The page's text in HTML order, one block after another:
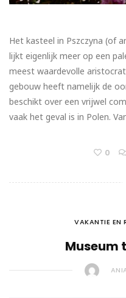
Het kasteel in Pszczyna (of
lijkt eigenlijk meer op een
meest waardevolle
gebouw heeft namelijk de
beschikt over een vrijwel
vaak het geval is in Polen.
0
VAKANTIE EN
Museum